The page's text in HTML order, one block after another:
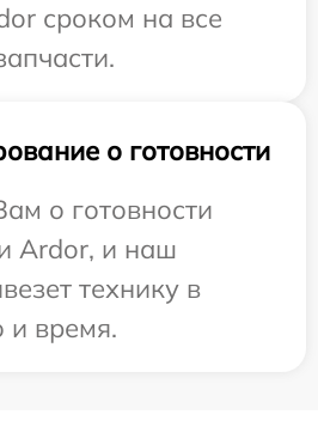
сроком на все
о готовности
о готовности
Ardor, и наш
технику в
и время.